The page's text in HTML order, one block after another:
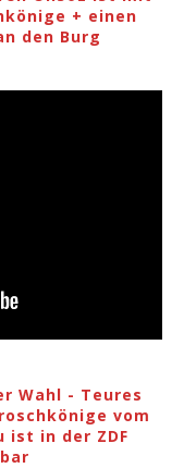
+ einen
den Burg
Wahl - Teures
vom
ist in der ZDF